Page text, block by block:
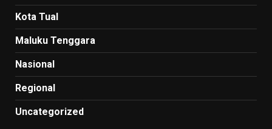
Kota Tual
Maluku Tenggara
Nasional
Regional
Uncategorized